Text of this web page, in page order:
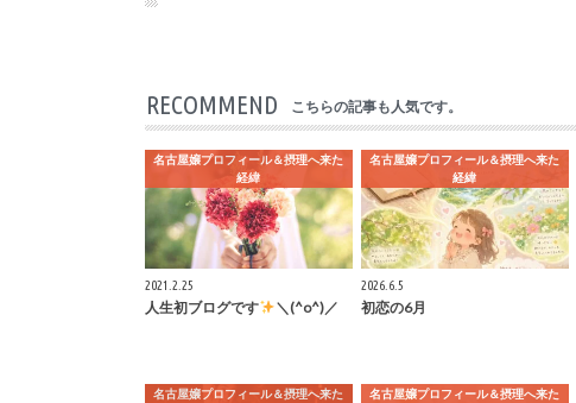
RECOMMEND こちらの記事も人気です。
名古屋嬢プロフィール＆摂理へ来た
経緯
2021.2.25
人生初ブログです ＼(^o^)／
名古屋嬢プロフィール＆摂理へ来た
経緯
2026.6.5
初恋の6月
名古屋嬢プロフィール＆摂理へ来た
名古屋嬢プロフィール＆摂理へ来た